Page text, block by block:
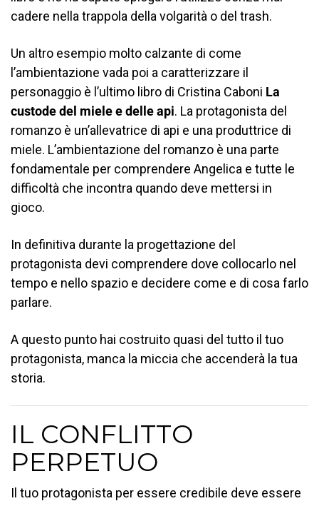
cadere nella trappola della volgarità o del trash.
Un altro esempio molto calzante di come
l’ambientazione vada poi a caratterizzare il
personaggio è l’ultimo libro di Cristina Caboni La
custode del miele e delle api. La protagonista del
romanzo è un’allevatrice di api e una produttrice di
miele. L’ambientazione del romanzo è una parte
fondamentale per comprendere Angelica e tutte le
difficoltà che incontra quando deve mettersi in
gioco.
In definitiva durante la progettazione del
protagonista devi comprendere dove collocarlo nel
tempo e nello spazio e decidere come e di cosa farlo
parlare.
A questo punto hai costruito quasi del tutto il tuo
protagonista, manca la miccia che accenderà la tua
storia.
IL CONFLITTO
PERPETUO
Il tuo protagonista per essere credibile deve essere